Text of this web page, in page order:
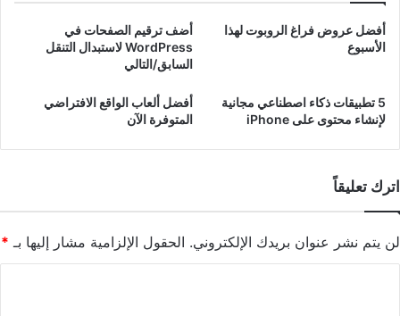
أفضل عروض فراغ الروبوت لهذا
الأسبوع
أضف ترقيم الصفحات في
WordPress لاستبدال التنقل
السابق/التالي
5 تطبيقات ذكاء اصطناعي مجانية
لإنشاء محتوى على iPhone
أفضل ألعاب الواقع الافتراضي
المتوفرة الآن
اترك تعليقاً
لن يتم نشر عنوان بريدك الإلكتروني. الحقول الإلزامية مشار إليها بـ *